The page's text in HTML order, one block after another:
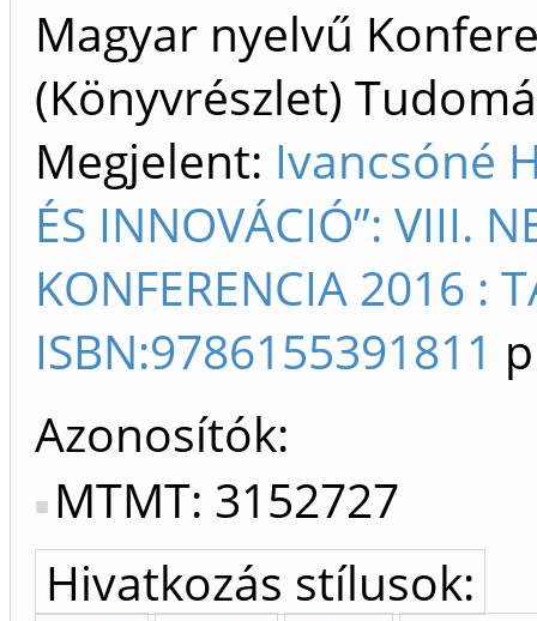
Magyar nyelvű
(Könyvrészlet)
Megjelent: Ivancsóné
ÉS INNOVÁCIÓ”: VIII.
KONFERENCIA 2016 :
ISBN:9786155391811
Azonosítók
MTMT: 3152727
Hivatkozás stílusok: